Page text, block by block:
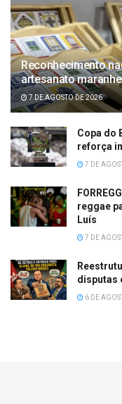
Reconhecimento
artesanato
7 DE AGOSTO DE 2026
Copa do
reforça
7 DE
reggae
Luís
7 DE
disputas
6 DE